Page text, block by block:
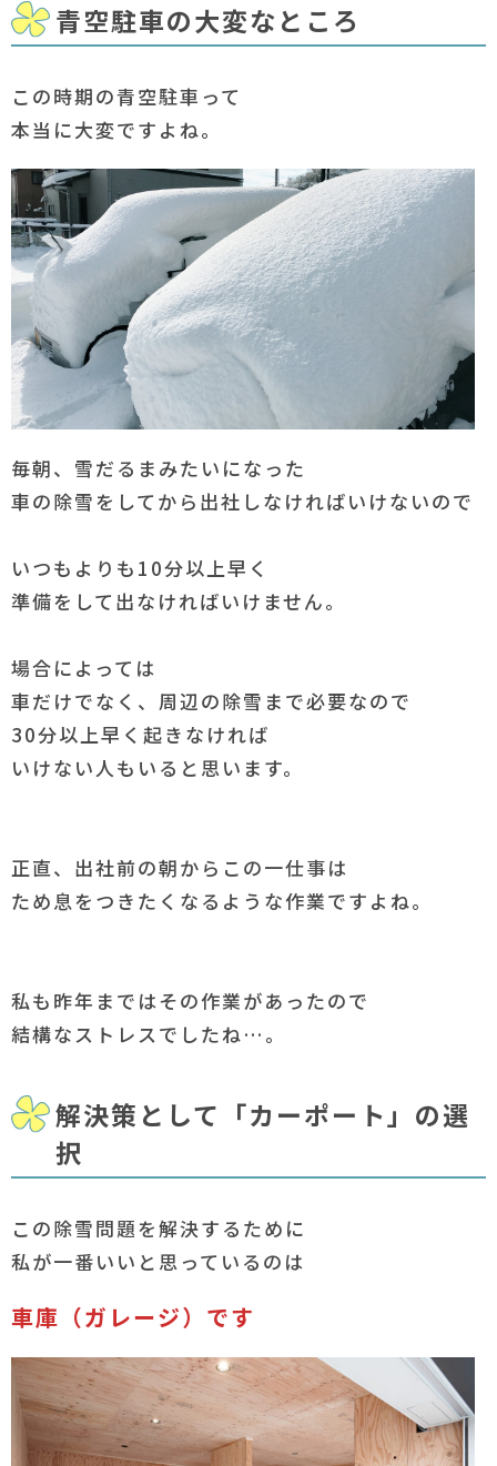
青空駐車の大変なところ
この時期の青空駐車って
本当に大変ですよね。
毎朝、雪だるまみたいになった
車の除雪をしてから出社しなければいけないので
いつもよりも10分以上早く
準備をして出なければいけません。
場合によっては
車だけでなく、周辺の除雪まで必要なので
30分以上早く起きなければ
いけない人もいると思います。
正直、出社前の朝からこの一仕事は
ため息をつきたくなるような作業ですよね。
私も昨年まではその作業があったので
結構なストレスでしたね…。
解決策として「カーポート」の選
択
この除雪問題を解決するために
私が一番いいと思っているのは
車庫（ガレージ）です